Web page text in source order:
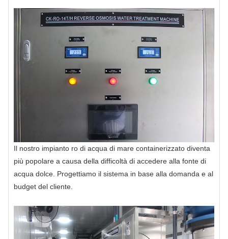
Il nostro impianto ro di acqua di mare containerizzato diventa
più popolare a causa della difficoltà di accedere alla fonte di
acqua dolce. Progettiamo il sistema in base alla domanda e al
budget del cliente.